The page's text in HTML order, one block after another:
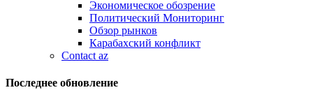
Экономическое обозрение
Политический Мониторинг
Обзор рынков
Карабахский конфликт
Contact az
Последнее обновление